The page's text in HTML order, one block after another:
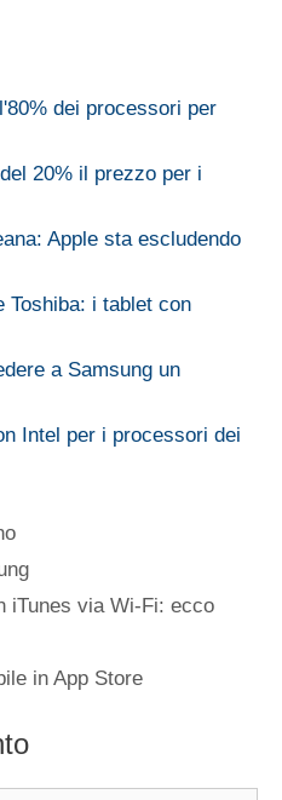
dei processori per
20% il prezzo per i
Apple sta escludendo
Toshiba: i tablet con
a Samsung un
Intel per i processori dei
iTunes via Wi-Fi: ecco
in App Store